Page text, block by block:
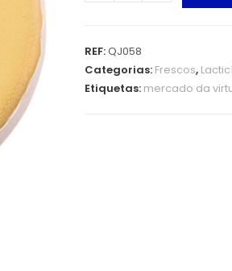
REF:QJ058
Categorias: Frescos,
Etiquetas: mercado da